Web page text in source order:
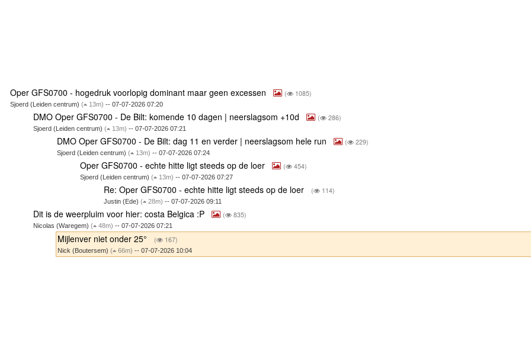
Oper GFS0700 - hogedruk voorlopig dominant maar geen excessen ( 1085)
Sjoerd (Leiden centrum) ( 13m) -- 07-07-2026 07:20
DMO Oper GFS0700 - De Bilt: komende 10 dagen | neerslagsom +10d ( 286)
Sjoerd (Leiden centrum)( 13m) -- 07-07-2026 07:21
DMO Oper GFS0700 - De Bilt: dag 11 en verder | neerslagsom hele run ( 229)
Sjoerd (Leiden centrum) ( 13m) -- 07-07-2026 07:24
Oper GFS0700 - echte hitte ligt steeds op de loer ( 454)
Sjoerd (Leiden centrum)( 13m) -- 07-07-2026 07:27
Re: Oper GFS0700 - echte hitte ligt steeds op de loer ( 114)
Justin (Ede) ( 28m) -- 07-07-2026 09:11
Dit is de weerpluim voor hier: costa Belgica :P ( 835)
Nicolas (Waregem)( 48m) -- 07-07-2026 07:21
Mijlenver niet onder 25° ( 167)
Nick (Boutersem) ( 66m) -- 07-07-2026 10:04